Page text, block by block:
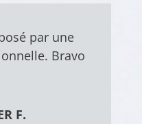
par une
Bravo
F.